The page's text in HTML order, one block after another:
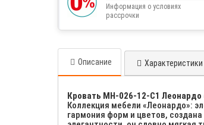
Информация о условиях
рассрочки
Описание Характеристики
Кровать МН-026-12-C1
Коллекция мебели «Леонардо»:
гармония форм и цветов,